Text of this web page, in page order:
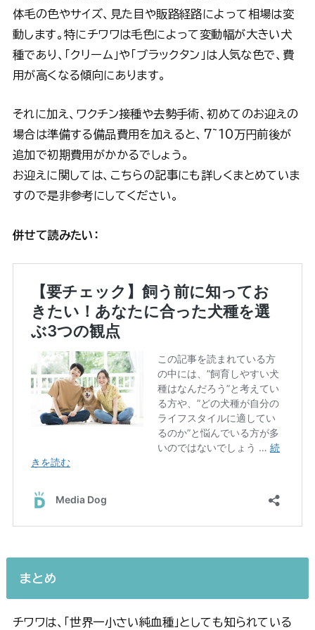
体毛の色やサイズ、見た目や販路経路によって相場は変
動します。特にチワワは毛色によって変動幅が大きい犬
種であり、「クリーム」や「ブラックタン」は人気な色で、費
用が高くなる傾向にあります。
それに加え、ワクチン接種や去勢手術、初めてのお迎えの
場合は準備する備品費用を加えると、7~10万円前後が
追加で初期費用がかかるでしょう。
お迎えに関しては、こちらの記事にも詳しくまとめていま
すので是非参考にしてください。
併せて読みたい：
まとめ
チワワは、「世界一小さい純血種」としても知られている